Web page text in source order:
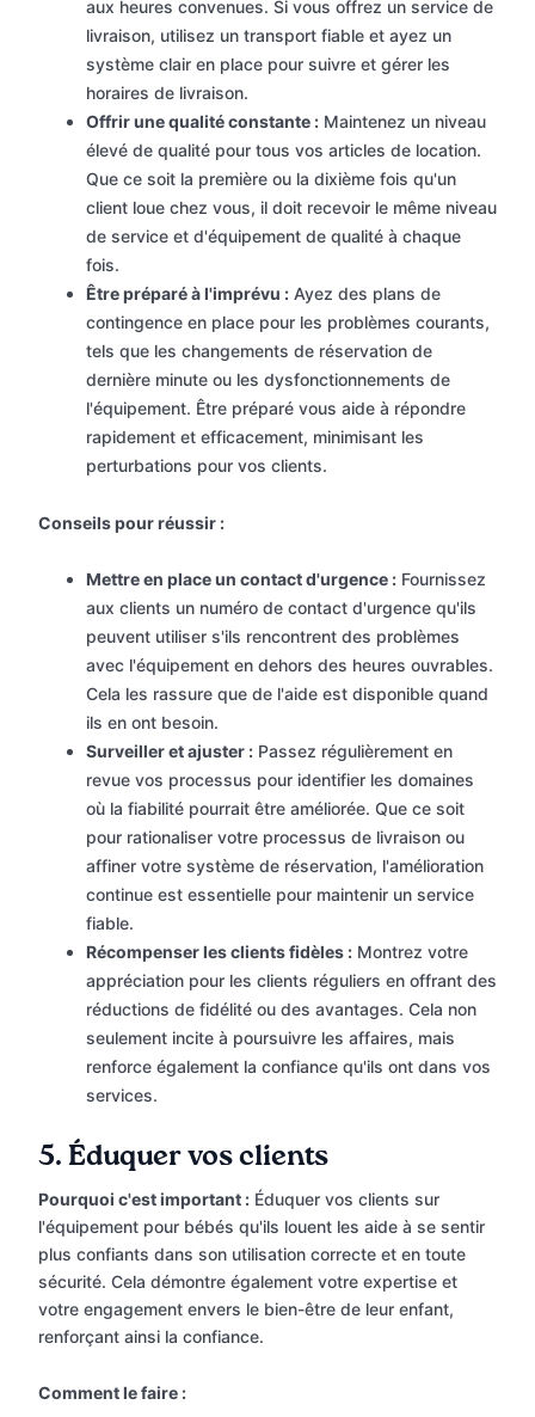
aux heures convenues. Si vous offrez un service de
livraison, utilisez un transport fiable et ayez un
système clair en place pour suivre et gérer les
horaires de livraison.
Offrir une qualité constante : Maintenez un niveau
élevé de qualité pour tous vos articles de location.
Que ce soit la première ou la dixième fois qu'un
client loue chez vous, il doit recevoir le même niveau
de service et d'équipement de qualité à chaque
fois.
Être préparé à l'imprévu : Ayez des plans de
contingence en place pour les problèmes courants,
tels que les changements de réservation de
dernière minute ou les dysfonctionnements de
l'équipement. Être préparé vous aide à répondre
rapidement et efficacement, minimisant les
perturbations pour vos clients.
Conseils pour réussir :
Mettre en place un contact d'urgence : Fournissez
aux clients un numéro de contact d'urgence qu'ils
peuvent utiliser s'ils rencontrent des problèmes
avec l'équipement en dehors des heures ouvrables.
Cela les rassure que de l'aide est disponible quand
ils en ont besoin.
Surveiller et ajuster : Passez régulièrement en
revue vos processus pour identifier les domaines
où la fiabilité pourrait être améliorée. Que ce soit
pour rationaliser votre processus de livraison ou
affiner votre système de réservation, l'amélioration
continue est essentielle pour maintenir un service
fiable.
Récompenser les clients fidèles : Montrez votre
appréciation pour les clients réguliers en offrant des
réductions de fidélité ou des avantages. Cela non
seulement incite à poursuivre les affaires, mais
renforce également la confiance qu'ils ont dans vos
services.
5. Éduquer vos clients
Pourquoi c'est important : Éduquer vos clients sur
l'équipement pour bébés qu'ils louent les aide à se sentir
plus confiants dans son utilisation correcte et en toute
sécurité. Cela démontre également votre expertise et
votre engagement envers le bien-être de leur enfant,
renforçant ainsi la confiance.
Comment le faire :